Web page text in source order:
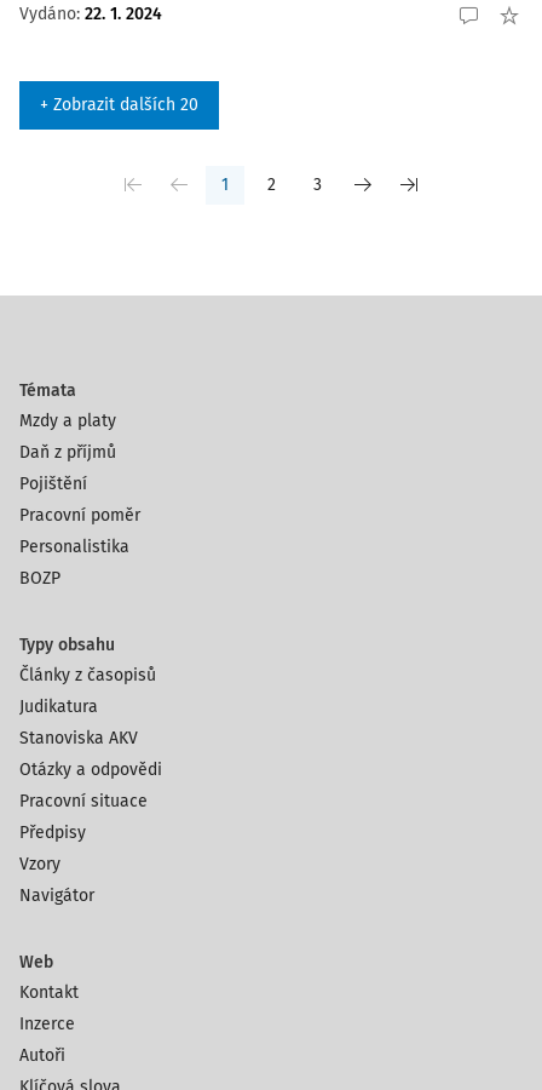
Vydáno: 22. 1. 2024
+ Zobrazit dalších 20
1 2 3
Témata
Mzdy a platy
Daň z příjmů
Pojištění
Pracovní poměr
Personalistika
BOZP
Typy obsahu
Články z časopisů
Judikatura
Stanoviska AKV
Otázky a odpovědi
Pracovní situace
Předpisy
Vzory
Navigátor
Web
Kontakt
Inzerce
Autoři